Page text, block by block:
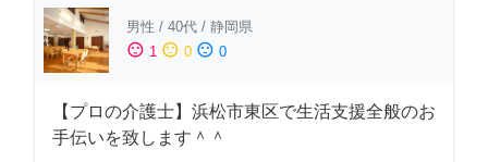
男性 / 40代 / 静岡県
sentiment_satisfied 1 sentiment_neutral 0 sentiment_dissatisfied 0
【プロの介護士】浜松市東区で生活支援全般のお
手伝いを致します＾＾